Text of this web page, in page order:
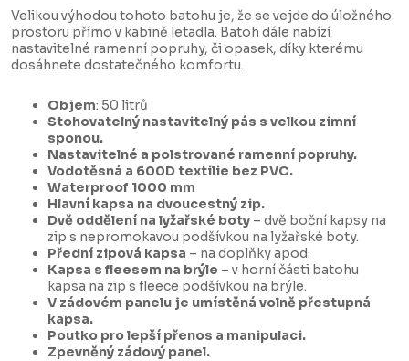
Velikou výhodou tohoto batohu je, že se vejde do úložného
prostoru přímo v kabině letadla. Batoh dále nabízí
nastavitelné ramenní popruhy, či opasek, díky kterému
dosáhnete dostatečného komfortu.
Objem: 50 litrů
Stohovatelný nastavitelný pás s velkou zimní
sponou.
Nastavitelné a polstrované ramenní popruhy.
Vodotěsná a 600D textilie bez PVC.
Waterproof 1000 mm
Hlavní kapsa na dvoucestný zip.
Dvě oddělení na lyžařské boty – dvě boční kapsy na
zip s nepromokavou podšívkou na lyžařské boty.
Přední zipová kapsa – na doplňky apod.
Kapsa s fleesem na brýle – v horní části batohu
kapsa na zip s fleece podšívkou na brýle.
V zádovém panelu je umístěná volně přestupná
kapsa.
Poutko pro lepší přenos a manipulaci.
Zpevněný zádový panel.